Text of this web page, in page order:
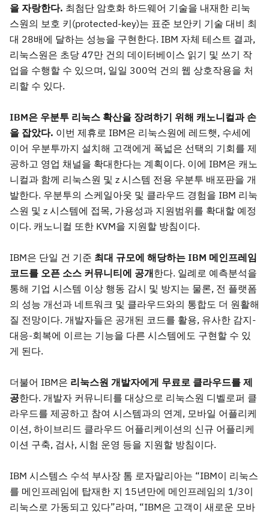
을 자랑한다. 최첨단 암호화 하드웨어 기술을 내재한 리눅
스원의 보호 키(protected-key)는 표준 보안키 기술 대비 최
대 28배에 달하는 성능을 구현한다. IBM 자체 테스트 결과,
리눅스원은 초당 47만 건의 데이터베이스 읽기 및 쓰기 작
업을 수행할 수 있으며, 일일 300억 건의 웹 상호작용을 처
리할 수 있다.
IBM은 우분투 리눅스 확산을 장려하기 위해 캐노니컬과 손
을 잡았다. 이번 제휴로 IBM은 리눅스원에 레드햇, 수세에
이어 우분투까지 설치해 고객에게 폭넓은 선택의 기회를 제
공하고 영업 채널을 확대한다는 계획이다. 이에 IBM은 캐노
니컬과 함께 리눅스원 및 z 시스템 전용 우분투 배포판을 개
발한다. 우분투의 스케일아웃 및 클라우드 경험을 IBM 리눅
스원 및 z 시스템에 접목, 가용성과 지원범위를 확대할 예정
이다. 캐노니컬 또한 KVM을 지원할 방침이다.
IBM은 단일 건 기준 최대 규모에 해당하는 IBM 메인프레임
코드를 오픈 소스 커뮤니티에 공개한다. 일례로 예측분석을
통해 기업 시스템 이상 행동 감시 및 방지는 물론, 전 플랫폼
의 성능 개선과 네트워크 및 클라우드와의 통합도 더 원활해
질 전망이다. 개발자들은 공개된 코드를 활용, 유사한 감지-
대응-회복에 이르는 기능을 다른 시스템에도 구현할 수 있
게 된다.
더불어 IBM은 리눅스원 개발자에게 무료로 클라우드를 제
공한다. 개발자 커뮤니티를 대상으로 리눅스원 디벨로퍼 클
라우드를 제공하고 참여 시스템과의 연계, 모바일 어플리케
이션, 하이브리드 클라우드 어플리케이션의 신규 어플리케
이션 구축, 검사, 시험 운영 등을 지원할 방침이다.
IBM 시스템스 수석 부사장 톰 로자말리아는 “IBM이 리눅스
를 메인프레임에 탑재한 지 15년만에 메인프레임의 1/3이
리눅스로 가동되고 있다”라며, “IBM은 고객이 새로운 모바